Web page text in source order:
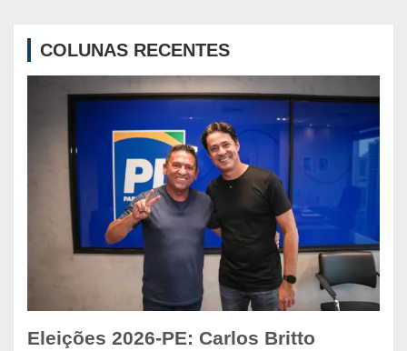
COLUNAS RECENTES
Eleições 2026-PE: Carlos Britto